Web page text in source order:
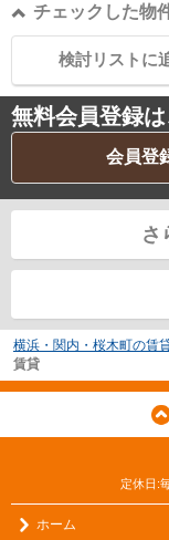
チェックした物
検討リストに
無料会員登録
会員登
さ
横浜・関内・桜木町の賃
賃貸
定休日:
ホーム